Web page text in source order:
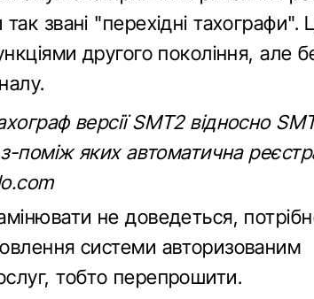
звані "перехідні тахографи".
другого покоління, але
версії SMT2 відносно
з-поміж яких автоматична
не доведеться,
системи авторизованим
тобто перепрошити.